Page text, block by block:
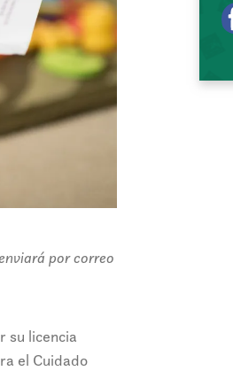
por correo
su licencia
el Cuidado